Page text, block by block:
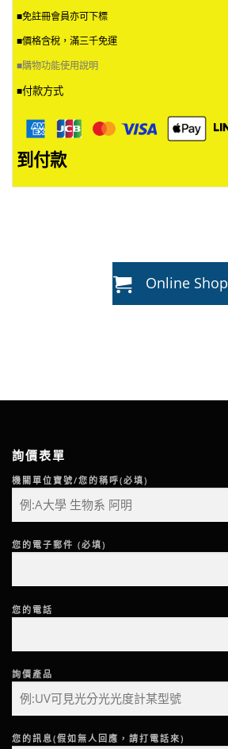
■免註冊會員亦可下標
■價格含稅，滿三千免運
■購物功能使用說明
■付款方式
到付款
Online Shop
詢價表單
機關單位寶號/您的稱呼(必填)
您的電子郵件 (必填)
您的電話
詢價產品
您的訊息(假如無人回應，請打電話來)